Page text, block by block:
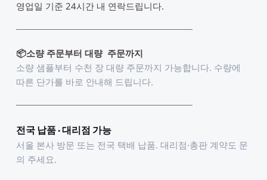
영업일 기준 24시간 내 연락드립니다.
📦소량 주문부터 대량  주문까지
소량 샘플부터 수천 장 대량 주문까지 가능합니다. 수량에
따른 단가를 바로 안내해 드립니다.
전국 납품 · 대리점 가능
서울 본사 방문 또는 전국 택배 납품. 대리점·총판 계약도 문
의 주세요.